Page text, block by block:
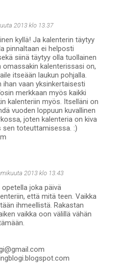
2013 klo 13.37
kyllä! Ja kalenterin täytyy
pinnaltaan ei helposti
siinä täytyy olla tuollainen
omassakin kalenterissasi on,
itseään laukun pohjalla.
ihan vaan yksinkertaisesti
merkkaan myös kaikki
kalenteriin myös. Itselläni on
vuoden loppuun kuvallinen
joten kalenteria on kiva
sen toteuttamisessa. :)
2013 klo 13.43
joka päivä
että mitä teen. Vaikka
ihmeellistä. Rakastan
vaikka oon välillä vähän